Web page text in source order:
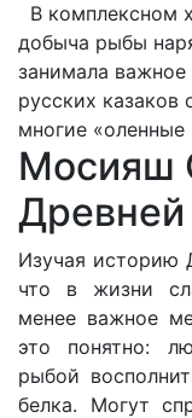
В комплексном
добыча рыбы
занимала
русских казаков
многие «оленные
Мосияш
Древней
Изучая историю
что в жизни
менее важное
это понятно:
рыбой
белка. Могут